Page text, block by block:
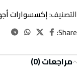
التصنيف:إكسسوارات
Share:
مراجعات (0)